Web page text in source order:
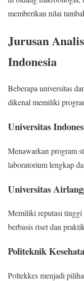
memberikan nilai
Jurusan
Indonesia
Beberapa universitas
dikenal memiliki
Universitas
Menawarkan program
laboratorium lengkap
Universitas
Memiliki reputasi tinggi
berbasis riset dan
Politeknik
Poltekkes menjadi